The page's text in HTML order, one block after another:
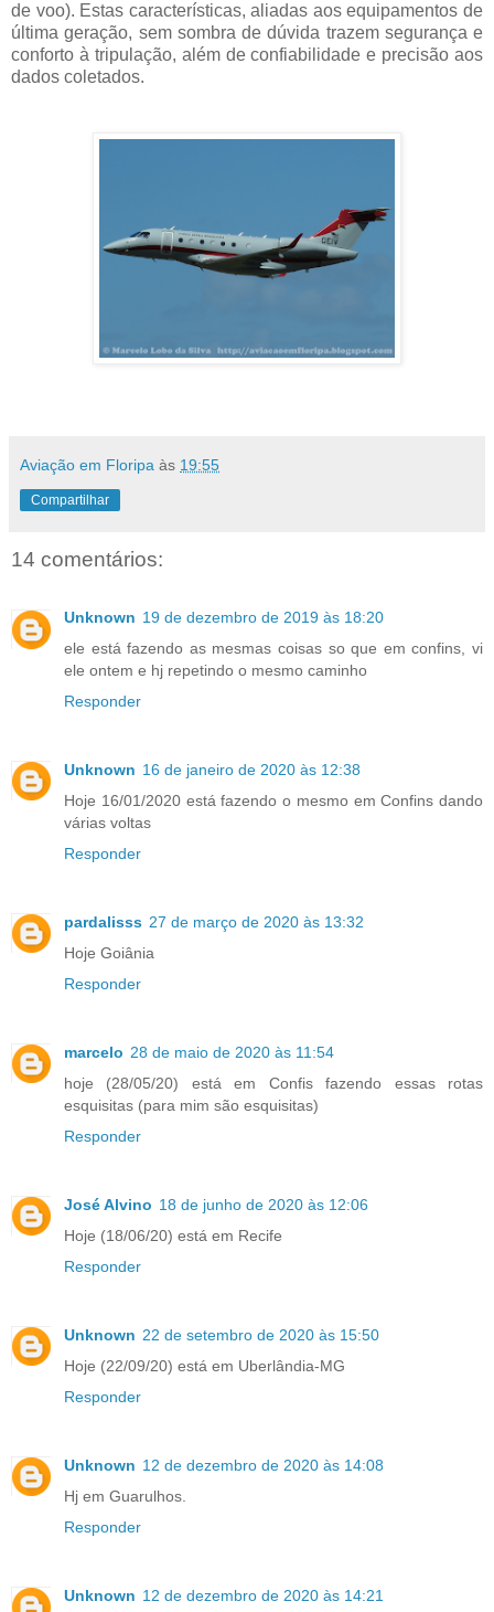
de voo). Estas características, aliadas aos equipamentos de
última geração, sem sombra de dúvida trazem segurança e
conforto à tripulação, além de confiabilidade e precisão aos
dados coletados.
Aviação em Floripa às 19:55
Compartilhar
14 comentários:
Unknown 19 de dezembro de 2019 às 18:20
ele está fazendo as mesmas coisas so que em confins, vi
ele ontem e hj repetindo o mesmo caminho
Responder
Unknown 16 de janeiro de 2020 às 12:38
Hoje 16/01/2020 está fazendo o mesmo em Confins dando
várias voltas
Responder
pardalisss 27 de março de 2020 às 13:32
Hoje Goiânia
Responder
marcelo 28 de maio de 2020 às 11:54
hoje (28/05/20) está em Confis fazendo essas rotas
esquisitas (para mim são esquisitas)
Responder
José Alvino 18 de junho de 2020 às 12:06
Hoje (18/06/20) está em Recife
Responder
Unknown 22 de setembro de 2020 às 15:50
Hoje (22/09/20) está em Uberlândia-MG
Responder
Unknown 12 de dezembro de 2020 às 14:08
Hj em Guarulhos.
Responder
Unknown 12 de dezembro de 2020 às 14:21